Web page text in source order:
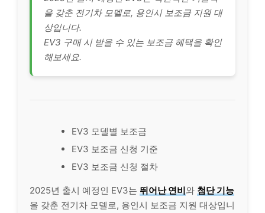
을 갖춘 전기차 모델로, 용인시 보조금 지원 대
상입니다.
EV3 구매 시 받을 수 있는 보조금 혜택을 확인
해보세요.
EV3 모델별 보조금
EV3 보조금 신청 기준
EV3 보조금 신청 절차
2025년 출시 예정인 EV3는 뛰어난 연비와 첨단 기능
을 갖춘 전기차 모델로, 용인시 보조금 지원 대상입니